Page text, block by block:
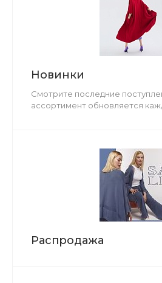
Новинки
Смотрите последние
ассортимент обновляется
Распродажа